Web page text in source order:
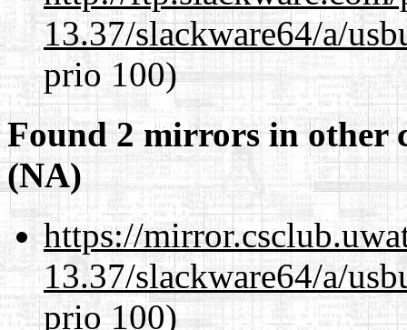
13.37/slackware64/a/
prio 100)
Found 2 mirrors in other
(NA)
https://
13.37/slackware64/a/
prio 100)